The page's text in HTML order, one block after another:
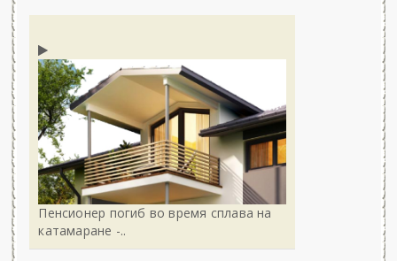
Пенсионер погиб во время сплава на
катамаране -..